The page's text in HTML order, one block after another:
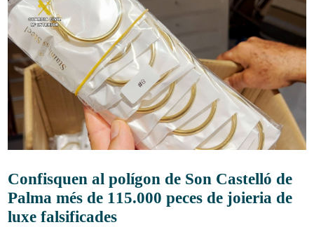
Confisquen al polígon de Son Castelló de
Palma més de 115.000 peces de joieria de
luxe falsificades